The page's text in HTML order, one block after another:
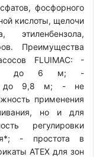
фосфорного
кислоты, щелочи
этиленбензола,
Преимущества
FLUIMAC: -
до 6 м; -
до 9,8 м; - не
применения
но и для
регулировки
- простота в
ATEX для зон